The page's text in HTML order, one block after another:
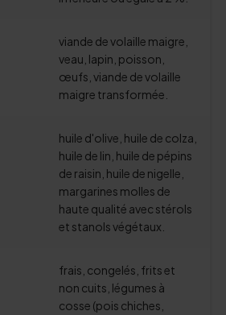
viande de volaille maigre,
veau, lapin, poisson,
œufs, viande de volaille
maigre transformée.
huile d'olive, huile de colza,
huile de lin, huile de pépins
de raisin, huile de nigelle,
margarines molles de
haute qualité avec stérols
et stanols végétaux.
frais, congelés, frits et
non cuits, légumes à
cosse (pois chiches,